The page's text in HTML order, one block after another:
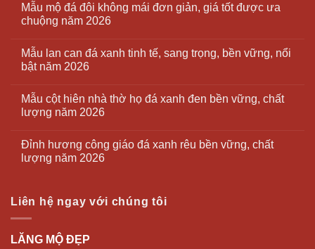
Mẫu mộ đá đôi không mái đơn giản, giá tốt được ưa
chuộng năm 2026
Mẫu lan can đá xanh tinh tế, sang trọng, bền vững, nổi
bật năm 2026
Mẫu cột hiên nhà thờ họ đá xanh đen bền vững, chất
lượng năm 2026
Đỉnh hương công giáo đá xanh rêu bền vững, chất
lượng năm 2026
Liên hệ ngay với chúng tôi
LĂNG MỘ ĐẸP